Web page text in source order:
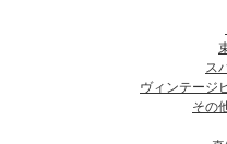
ス
ヴィンテージ
その